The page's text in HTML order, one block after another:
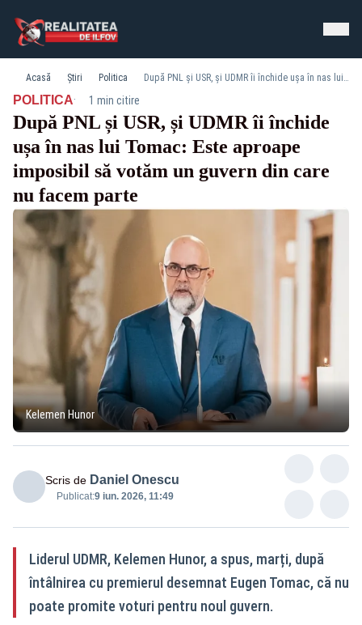
Acasă Știri Politica După PNL și USR, și UDMR îi închide ușa în nas lui Tomac: Este aproape imposibil să votăm un guvern din care nu facem parte
POLITICA· 1 min citire
După PNL și USR, și UDMR îi închide
ușa în nas lui Tomac: Este aproape
imposibil să votăm un guvern din care
nu facem parte
Kelemen Hunor
Scris de Daniel Onescu
Publicat:9 iun. 2026, 11:49
Liderul UDMR, Kelemen Hunor, a spus, marți, după
întâlnirea cu premierul desemnat Eugen Tomac, că nu
poate promite voturi pentru noul guvern.